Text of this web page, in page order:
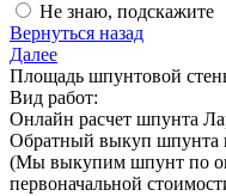
Не знаю, подскажите
Вернуться назад
Далее
Площадь шпунтовой
Вид работ:
Онлайн расчет шпунта
Обратный выкуп шпунта
(Мы выкупим шпунт по
первоначальной